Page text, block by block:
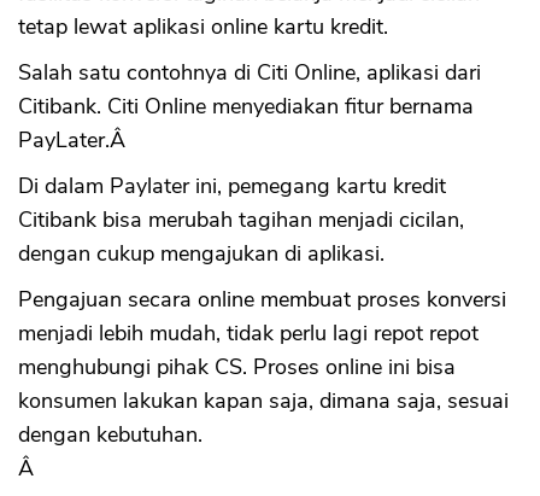
tetap lewat aplikasi online kartu kredit.
Salah satu contohnya di Citi Online, aplikasi dari
Citibank. Citi Online menyediakan fitur bernama
PayLater.Â
Di dalam Paylater ini, pemegang kartu kredit
Citibank bisa merubah tagihan menjadi cicilan,
dengan cukup mengajukan di aplikasi.
Pengajuan secara online membuat proses konversi
menjadi lebih mudah, tidak perlu lagi repot repot
menghubungi pihak CS. Proses online ini bisa
konsumen lakukan kapan saja, dimana saja, sesuai
dengan kebutuhan.
Â